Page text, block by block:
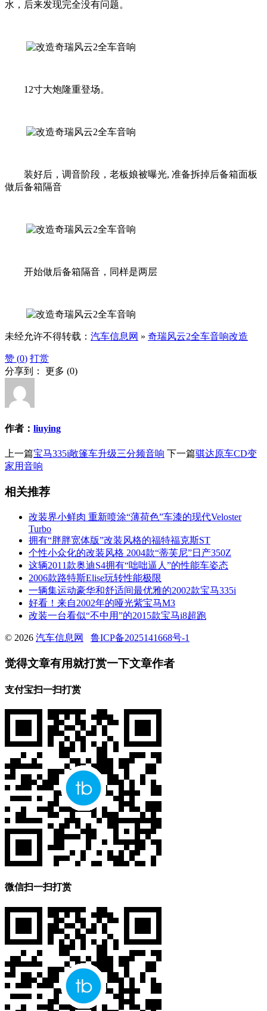
水，后来发现完全没有问题。
12寸大炮隆重登场。
装好后，调音阶段，老板娘被曝光, 准备拆掉后备箱面板
做后备箱隔音
开始做后备箱隔音，同样是两层
未经允许不得转载： 汽车信息网 » 奇瑞风云2全车音响改造
赞 (0) 打赏
分享到： 更多 (0)
作者： liuying
上一篇宝马335i敞篷车升级三分频音响 下一篇骐达原车CD变
家用音响
相关推荐
改装界小鲜肉 重新喷涂“薄荷色”车漆的现代Veloster
Turbo
拥有“胖胖宽体版”改装风格的福特福克斯ST
个性小众化的改装风格 2004款“蒂芙尼”日产350Z
这辆2011款奥迪S4拥有“咄咄逼人”的性能车姿态
2006款路特斯Elise玩转性能极限
一辆集运动豪华和舒适间最优雅的2002款宝马335i
好看！来自2002年的哑光紫宝马M3
改装一台看似“不中用”的2015款宝马i8超跑
© 2026 汽车信息网 鲁ICP备2025141668号-1
觉得文章有用就打赏一下文章作者
支付宝扫一扫打赏
微信扫一扫打赏